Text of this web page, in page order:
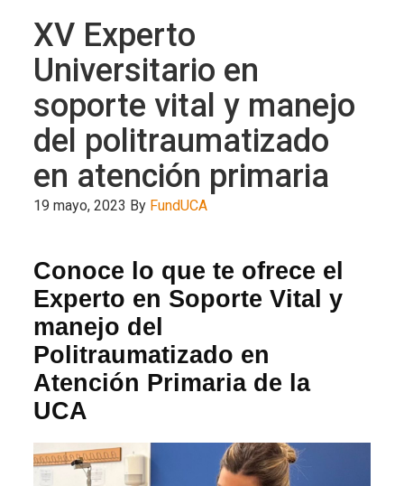
XV Experto
Universitario en
soporte vital y manejo
del politraumatizado
en atención primaria
19 mayo, 2023 By FundUCA
Conoce lo que te ofrece el
Experto en Soporte Vital y
manejo del
Politraumatizado en
Atención Primaria de la
UCA